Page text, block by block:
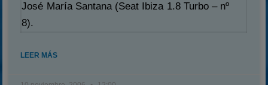
José María Santana (Seat Ibiza 1.8 Turbo – nº
8).
LEER MÁS